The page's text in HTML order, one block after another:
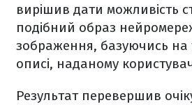
вирішив дати можливість
подібний образ
зображення, базуючись на
описі, наданому
Результат перевершив